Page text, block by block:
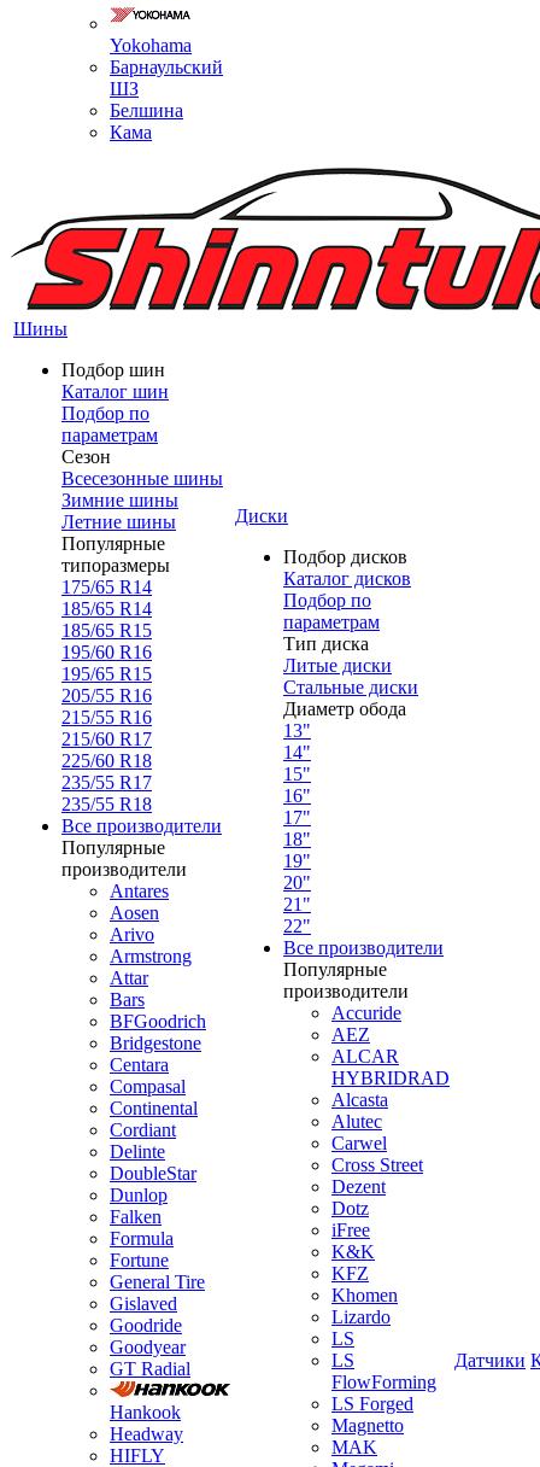
Yokohama
Барнаульский
ШЗ
Белшина
Кама
Шины
Подбор шин
Каталог шин
Подбор по
параметрам
Сезон
Всесезонные шины
Зимние шины
Летние шины
Популярные
типоразмеры
175/65 R14
185/65 R14
185/65 R15
195/60 R16
195/65 R15
205/55 R16
215/55 R16
215/60 R17
225/60 R18
235/55 R17
235/55 R18
Все производители
Популярные
производители
Antares
Aosen
Arivo
Armstrong
Attar
Bars
BFGoodrich
Bridgestone
Centara
Compasal
Continental
Cordiant
Delinte
DoubleStar
Dunlop
Falken
Formula
Fortune
General Tire
Gislaved
Goodride
Goodyear
GT Radial
Hankook
Headway
HIFLY
Диски
Подбор дисков
Каталог дисков
Подбор по
параметрам
Тип диска
Литые диски
Стальные диски
Диаметр обода
13"
14"
15"
16"
17"
18"
19"
20"
21"
22"
Все производители
Популярные
производители
Accuride
AEZ
ALCAR
HYBRIDRAD
Alcasta
Alutec
Carwel
Cross Street
Dezent
Dotz
iFree
K&K
KFZ
Khomen
Lizardo
LS
LS
FlowForming
LS Forged
Magnetto
MAK
Датчики